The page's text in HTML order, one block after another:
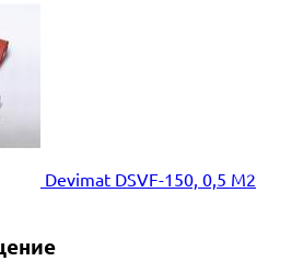
Devimat DSVF-150, 0,5 М2